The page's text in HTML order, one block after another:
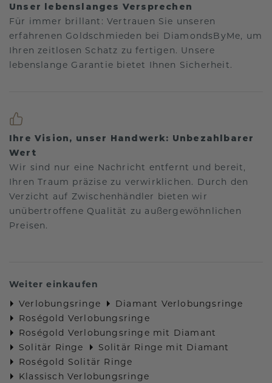
Unser lebenslanges Versprechen
Für immer brillant: Vertrauen Sie unseren
erfahrenen Goldschmieden bei DiamondsByMe, um
Ihren zeitlosen Schatz zu fertigen. Unsere
lebenslange Garantie bietet Ihnen Sicherheit.
Ihre Vision, unser Handwerk: Unbezahlbarer
Wert
Wir sind nur eine Nachricht entfernt und bereit,
Ihren Traum präzise zu verwirklichen. Durch den
Verzicht auf Zwischenhändler bieten wir
unübertroffene Qualität zu außergewöhnlichen
Preisen.
Weiter einkaufen
Verlobungsringe
Diamant Verlobungsringe
Roségold Verlobungsringe
Roségold Verlobungsringe mit Diamant
Solitär Ringe
Solitär Ringe mit Diamant
Roségold Solitär Ringe
Klassisch Verlobungsringe